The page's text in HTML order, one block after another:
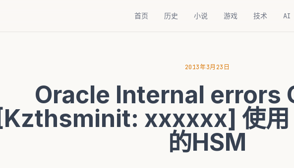
首页 历史 小说 游戏 技术 AI
2013年3月23日
Oracle Internal errors
[Kzthsminit: xxxxxx] 使用
的HSM